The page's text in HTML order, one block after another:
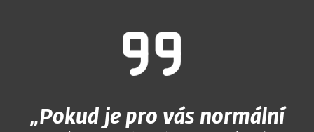
„Pokud je pro vás normální